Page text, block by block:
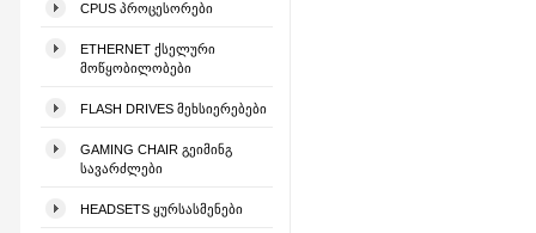
CPUS ᲞᲠᲝᲪᲔᲡᲝᲠᲔᲑᲘ
ETHERNET ᲥᲡᲔᲚᲣᲠᲘ
ᲛᲝᲬᲧᲝᲑᲘᲚᲝᲑᲔᲑᲘ
FLASH DRIVES ᲛᲔᲮᲡᲘᲔᲠᲔᲑᲔᲑᲘ
GAMING CHAIR ᲒᲔᲘᲛᲘᲜᲒ
ᲡᲐᲕᲐᲠᲫᲚᲔᲑᲘ
HEADSETS ᲧᲣᲠᲡᲐᲡᲛᲔᲜᲔᲑᲘ